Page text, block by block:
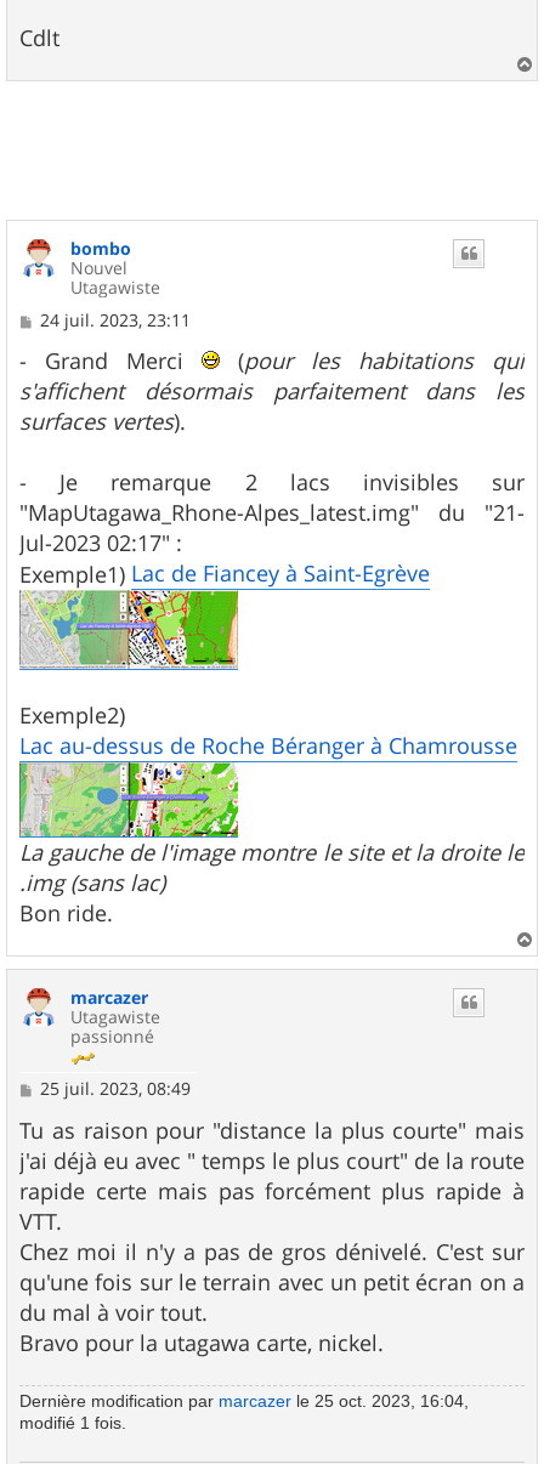
Cdlt
a
bombo
Nouvel
Utagawiste
M
a
g
e
24 juil. 2023, 23:11
- Grand Merci (pour les habitations qui
s'affichent désormais parfaitement dans les
surfaces vertes).
- Je remarque 2 lacs invisibles sur
"MapUtagawa_Rhone-Alpes_latest.img" du "21-
Jul-2023 02:17" :
Exemple1) Lac de Fiancey à Saint-Egrève
Exemple2)
Lac au-dessus de Roche Béranger à Chamrousse
La gauche de l'image montre le site et la droite le
.img (sans lac)
Bon ride.
a
marcazer
Utagawiste
passionné
M
s
s
a
g
e
25 juil. 2023, 08:49
Tu as raison pour "distance la plus courte" mais
j'ai déjà eu avec " temps le plus court" de la route
rapide certe mais pas forcément plus rapide à
VTT.
Chez moi il n'y a pas de gros dénivelé. C'est sur
qu'une fois sur le terrain avec un petit écran on a
du mal à voir tout.
Bravo pour la utagawa carte, nickel.
Dernière modification par marcazer le 25 oct. 2023, 16:04,
modifié 1 fois.